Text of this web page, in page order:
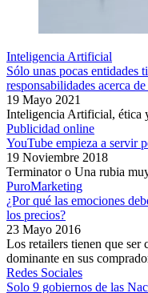
Inteligencia Artificial
Sólo unas pocas entidades
responsabilidades acerca
19 Mayo 2021
Inteligencia Artificial, ética
Publicidad online
YouTube empieza a servir
19 Noviembre 2018
Terminator o Una rubia
PuroMarketing
¿Por qué las emociones
los precios?
23 Mayo 2016
Los retailers tienen que ser
dominante en sus
Redes Sociales
Solo 9 gobiernos de las